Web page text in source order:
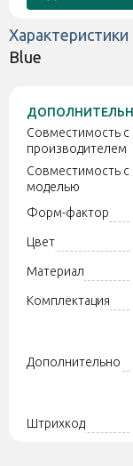
Характеристики
Blue
Совместимость с
производителем
Совместимость с
моделью
Форм-фактор
Цвет
Материал
Комплектация
Дополнительно
Штрихкод